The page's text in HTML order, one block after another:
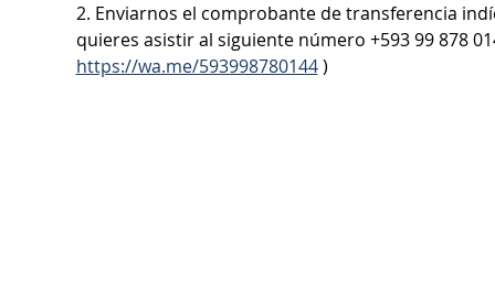
2. Enviarnos el comprobante de transferencia
quieres asistir al siguiente número +593 99 878
https://wa.me/593998780144 )